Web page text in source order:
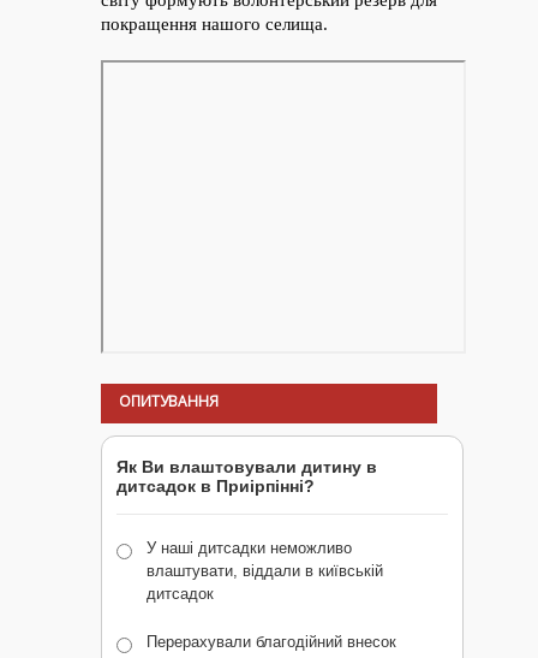
ОПИТУВАННЯ
Як Ви влаштовували дитину в
дитсадок в Приірпінні?
У наші дитсадки неможливо
влаштувати, віддали в київській
дитсадок
Перерахували благодійний внесок